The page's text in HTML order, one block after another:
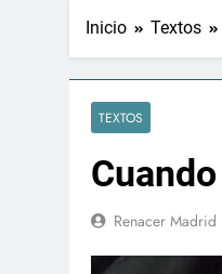
Inicio Textos
TEXTOS
Renacer Madrid